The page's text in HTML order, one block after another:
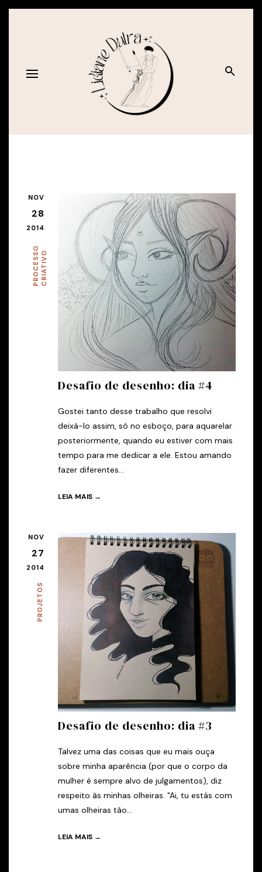
NOV
28
2014
P
R
O
C
E
SS
O
C
R
I
A
T
I
VO
Desafio de desenho: dia #4
Gostei tanto desse trabalho que resolvi
deixá-lo assim, só no esboço, para aquarelar
posteriormente, quando eu estiver com mais
tempo para me dedicar a ele. Estou amando
fazer diferentes...
LEIA MAIS →
NOV
27
2014
PROJETOS
Desafio de desenho: dia #3
Talvez uma das coisas que eu mais ouça
sobre minha aparência (por que o corpo da
mulher é sempre alvo de julgamentos), diz
respeito às minhas olheiras. "Ai, tu estás com
umas olheiras tão...
LEIA MAIS →